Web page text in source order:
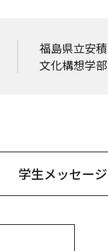
福島県立安
文化構想学
学生メッセー